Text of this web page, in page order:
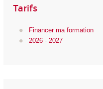
Tarifs
Financer ma formation
2026 - 2027